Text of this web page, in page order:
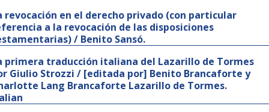
revocación en el derecho privado (con particular
a la revocación de las disposiciones
/ Benito Sansó.
primera traducción italiana del Lazarillo de Tormes
Giulio Strozzi / [editada por] Benito Brancaforte y
Lang Brancaforte Lazarillo de Tormes.